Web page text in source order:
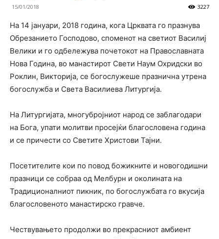
15/01/2018 3227
На 14 јануари, 2018 година, кога Црквата го празнува
Обрезанието Господово, споменот на светиот Василиј
Велики и го одбележува почетокот на Православната
Нова Година, во манастирот Свети Наум Охридски во
Роклин, Викторија, се богослужеше празнична утрена
богослужба и Света Василиева Литургија.
На Литургијата, многубројниот народ се заблагодари
на Бога, упати молитви просејќи благословена година
и се причести со Светите Христови Тајни.
Посетителите кои по повод божикните и новогодишни
празници се собраа од Мелбурн и околината на
Традиционалниот пикник, по богослужбата го вкусија
благословеното манастирско гравче.
Чествувањето продолжи во прекрасниот амбиент